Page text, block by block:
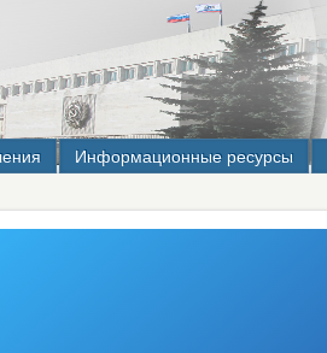
Информационные ресурсы